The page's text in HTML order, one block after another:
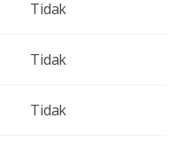
Tidak
Tidak
Tidak